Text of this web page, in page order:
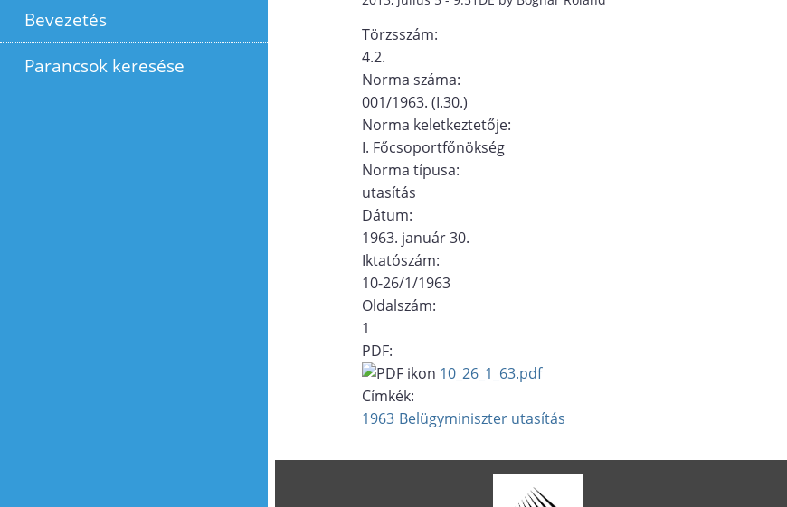
Bevezetés
Parancsok keresése
Törzsszám:
4.2.
Norma száma:
001/1963. (I.30.)
Norma keletkeztetője:
I. Főcsoportfőnökség
Norma típusa:
utasítás
Dátum:
1963. január 30.
Iktatószám:
10-26/1/1963
Oldalszám:
1
PDF:
10_26_1_63.pdf
Címkék:
1963 Belügyminiszter utasítás